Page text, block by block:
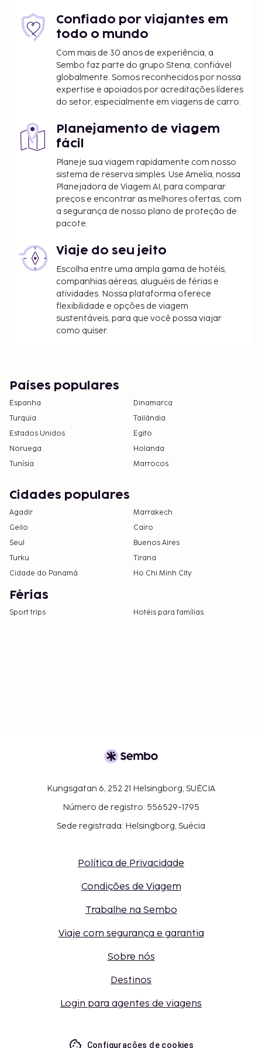
de autocarro, disponibilizado pelo hotel. Comece as
suas manhãs da melhor forma com um pequeno-
almoço de cozinha local grátis, servido diariamente
entre as 07:00 e as 10:00. Os seguintes serviços ou
instalações estarão encerrados de 2 de outubro de
2025 até 31 de dezembro de 2026 (datas sujeitas a
alterações):
Limpeza e arrumação do quarto diárias
Lavandaria
O alojamento será objeto de trabalhos de
remodelação a partir de 2 de outubro de 2025 até
31 de janeiro de 2027 (data de conclusão sujeita a
alterações). Serão afetadas as seguintes áreas:
Receção
Entrada
Lavandaria
Lobby
Estacionamento
Durante os trabalhos de remodelação, Este hostel
veículo (só ida)
A lista anterior pode não estar completa. As taxas e
os depósitos podem não incluir impostos e estão
sujeitos a alterações.
O alojamento permite a estadia grátis de
crianças com idade igual ou inferior a 6 anos,
ou responsáveis e utilizem as camas existentes.
Confiado por viajantes em
todo o mundo
Com mais de 30 anos de experiência, a
Sembo faz parte do grupo Stena, confiável
globalmente. Somos reconhecidos por nossa
expertise e apoiados por acreditações líderes
do setor, especialmente em viagens de carro.
Planejamento de viagem
fácil
Planeje sua viagem rapidamente com nosso
sistema de reserva simples. Use Amelia, nossa
Planejadora de Viagem AI, para comparar
preços e encontrar as melhores ofertas, com
a segurança de nosso plano de proteção de
pacote.
Viaje do seu jeito
Escolha entre uma ampla gama de hotéis,
companhias aéreas, aluguéis de férias e
atividades. Nossa plataforma oferece
flexibilidade e opções de viagem
sustentáveis, para que você possa viajar
como quiser.
Países populares
Espanha
Dinamarca
Turquia
Tailândia
Estados Unidos
Egito
Noruega
Holanda
Tunísia
Marrocos
Cidades populares
Agadir
Marrakech
Geilo
Cairo
Seul
Buenos Aires
Turku
Tirana
Cidade do Panamá
Ho Chi Minh City
Férias
Sport trips Hotéis para famílias
Kungsgatan 6, 252 21 Helsingborg, SUÉCIA
Número de registro: 556529-1795
Sede registrada: Helsingborg, Suécia
Política de Privacidade
Condições de Viagem
Trabalhe na Sembo
Viaje com segurança e garantia
Sobre nós
Destinos
Login para agentes de viagens
Configurações de cookies